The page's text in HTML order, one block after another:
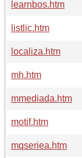
learnbos.htm
listlic.htm
localiza.htm
mh.htm
mmediada.htm
motif.htm
mqseriea.htm